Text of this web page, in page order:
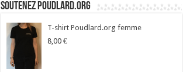
Soutenez Poudlard.org
T-shirt Poudlard.org femme
8,00 €